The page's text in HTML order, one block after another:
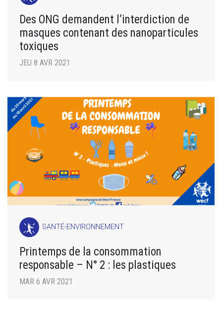
Des ONG demandent l’interdiction de
masques contenant des nanoparticules
toxiques
JEU 8 AVR 2021
SANTÉ-ENVIRONNEMENT
Printemps de la consommation
responsable – N° 2 : les plastiques
MAR 6 AVR 2021